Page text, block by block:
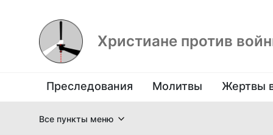
Христиане против
Преследования Молитвы Жертвы
Все пункты меню